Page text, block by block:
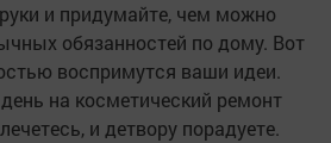
и придумайте, чем можно
обязанностей по дому. Вот
воспримутся ваши идеи.
на косметический ремонт
и детвору порадуете.